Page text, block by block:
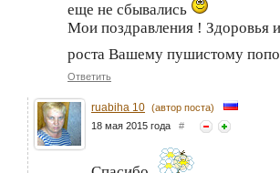
еще не сбывались
Мои поздравления ! Здоровья
роста Вашему пушистому
Ответить
ruabiha 10 (автор поста)
18 мая 2015 года #